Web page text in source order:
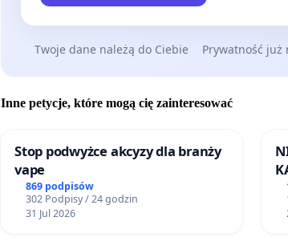
Twoje dane należą do Ciebie Prywatność
Inne petycje, które mogą cię zainteresować
Stop podwyżce akcyzy dla branży
vape
869 podpisów
302 Podpisy / 24 godzin
31 Jul 2026